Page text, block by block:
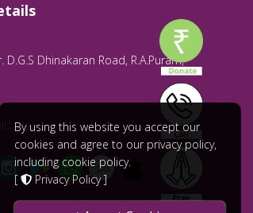
D.G.S Dhinakaran Road, R.A.Puram,
By using this website you accept our
cookies and agree to our privacy policy,
including cookie policy.
[
Privacy Policy]